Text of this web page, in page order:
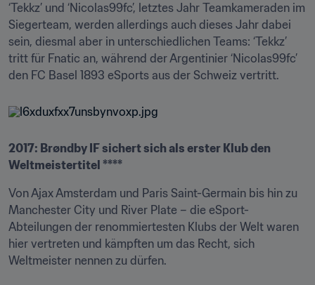
‘Tekkz’ und ‘Nicolas99fc’, letztes Jahr Teamkameraden im
Siegerteam, werden allerdings auch dieses Jahr dabei
sein, diesmal aber in unterschiedlichen Teams: ‘Tekkz’
tritt für Fnatic an, während der Argentinier ‘Nicolas99fc’
den FC Basel 1893 eSports aus der Schweiz vertritt.
2017: Brøndby IF sichert sich als erster Klub den
Weltmeistertitel ****
Von Ajax Amsterdam und Paris Saint-Germain bis hin zu
Manchester City und River Plate – die eSport-
Abteilungen der renommiertesten Klubs der Welt waren
hier vertreten und kämpften um das Recht, sich
Weltmeister nennen zu dürfen.